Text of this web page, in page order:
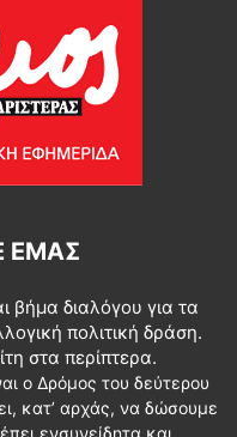
ΕΜΆΣ
βήμα διαλόγου για τα
πολιτική δράση.
στα περίπτερα.
ο Δρόμος του δεύτερου
κατ’ αρχάς, να δώσουμε
ενσυνείδητα και